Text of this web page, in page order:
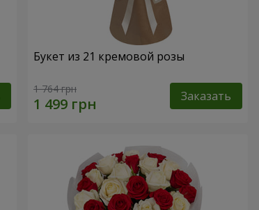
Букет из 21 кремовой розы
1 764 грн Заказать